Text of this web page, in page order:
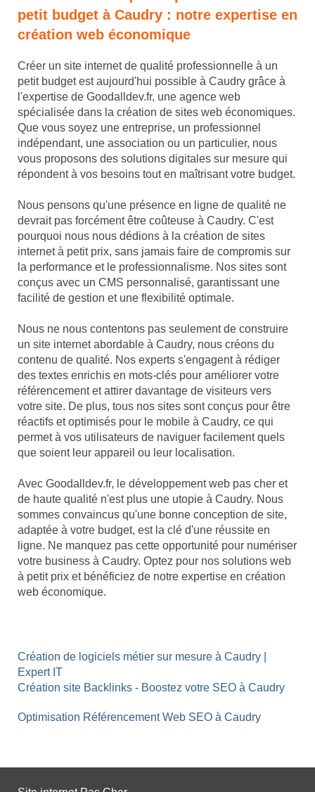
petit budget à Caudry : notre expertise en
création web économique
Créer un site internet de qualité professionnelle à un
petit budget est aujourd'hui possible à Caudry grâce à
l'expertise de Goodalldev.fr, une agence web
spécialisée dans la création de sites web économiques.
Que vous soyez une entreprise, un professionnel
indépendant, une association ou un particulier, nous
vous proposons des solutions digitales sur mesure qui
répondent à vos besoins tout en maîtrisant votre budget.
Nous pensons qu'une présence en ligne de qualité ne
devrait pas forcément être coûteuse à Caudry. C'est
pourquoi nous nous dédions à la création de sites
internet à petit prix, sans jamais faire de compromis sur
la performance et le professionnalisme. Nos sites sont
conçus avec un CMS personnalisé, garantissant une
facilité de gestion et une flexibilité optimale.
Nous ne nous contentons pas seulement de construire
un site internet abordable à Caudry, nous créons du
contenu de qualité. Nos experts s'engagent à rédiger
des textes enrichis en mots-clés pour améliorer votre
référencement et attirer davantage de visiteurs vers
votre site. De plus, tous nos sites sont conçus pour être
réactifs et optimisés pour le mobile à Caudry, ce qui
permet à vos utilisateurs de naviguer facilement quels
que soient leur appareil ou leur localisation.
Avec Goodalldev.fr, le développement web pas cher et
de haute qualité n'est plus une utopie à Caudry. Nous
sommes convaincus qu'une bonne conception de site,
adaptée à votre budget, est la clé d'une réussite en
ligne. Ne manquez pas cette opportunité pour numériser
votre business à Caudry. Optez pour nos solutions web
à petit prix et bénéficiez de notre expertise en création
web économique.
Création de logiciels métier sur mesure à Caudry |
Expert IT
Création site Backlinks - Boostez votre SEO à Caudry
Optimisation Référencement Web SEO à Caudry